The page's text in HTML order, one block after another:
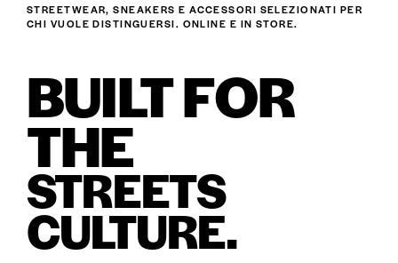
STREETWEAR, SNEAKERS E ACCESSORI SELEZIONATI PER
CHI VUOLE DISTINGUERSI. ONLINE E IN STORE.
BUILT FOR
THE
STREETS
CULTURE.